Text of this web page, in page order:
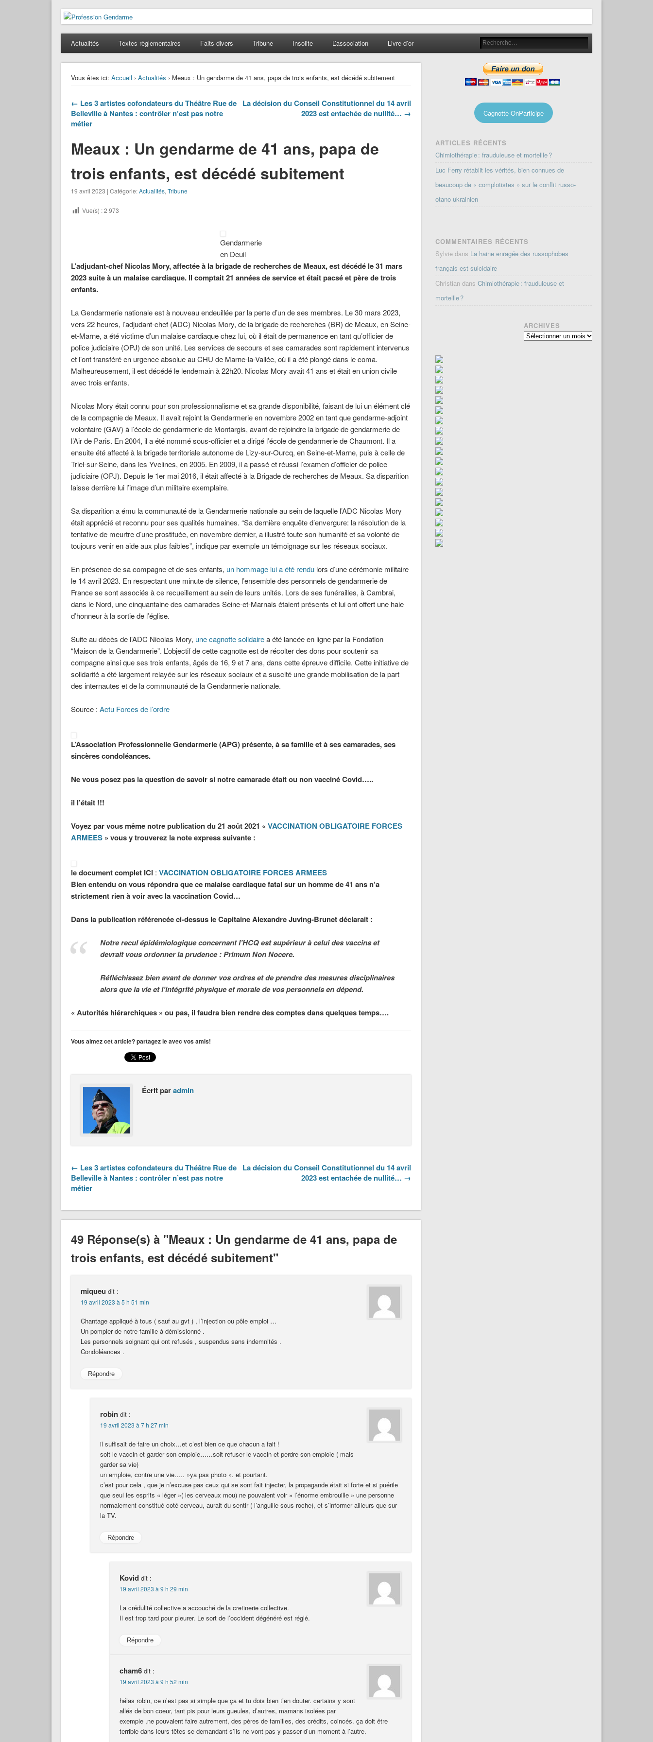
Profession Gendarme
Le journal des gendarmes
Actualités Textes règlementaires Faits divers Tribune Insolite L’association Livre d’or
Vous êtes ici: Accueil › Actualités › Meaux : Un gendarme de 41 ans, papa de trois enfants, est décédé subitement
← Les 3 artistes cofondateurs du Théâtre Rue de
Belleville à Nantes : contrôler n’est pas notre
métier
La décision du Conseil Constitutionnel du 14 avril
2023 est entachée de nullité… →
Meaux : Un gendarme de 41 ans, papa de
trois enfants, est décédé subitement
19 avril 2023 | Catégorie:Actualités, Tribune
Vue(s) :2 973
Gendarmerie
en Deuil
L’adjudant-chef Nicolas Mory, affectée à la brigade de recherches de Meaux, est décédé le 31 mars
2023 suite à un malaise cardiaque. Il comptait 21 années de service et était pacsé et père de trois
enfants.
La Gendarmerie nationale est à nouveau endeuillée par la perte d’un de ses membres. Le 30 mars 2023,
vers 22 heures, l’adjudant-chef (ADC) Nicolas Mory, de la brigade de recherches (BR) de Meaux, en Seine-
et-Marne, a été victime d’un malaise cardiaque chez lui, où il était de permanence en tant qu’officier de
police judiciaire (OPJ) de son unité. Les services de secours et ses camarades sont rapidement intervenus
et l’ont transféré en urgence absolue au CHU de Marne-la-Vallée, où il a été plongé dans le coma.
Malheureusement, il est décédé le lendemain à 22h20. Nicolas Mory avait 41 ans et était en union civile
avec trois enfants.
Nicolas Mory était connu pour son professionnalisme et sa grande disponibilité, faisant de lui un élément clé
de la compagnie de Meaux. Il avait rejoint la Gendarmerie en novembre 2002 en tant que gendarme-adjoint
volontaire (GAV) à l’école de gendarmerie de Montargis, avant de rejoindre la brigade de gendarmerie de
l’Air de Paris. En 2004, il a été nommé sous-officier et a dirigé l’école de gendarmerie de Chaumont. Il a
ensuite été affecté à la brigade territoriale autonome de Lizy-sur-Ourcq, en Seine-et-Marne, puis à celle de
Triel-sur-Seine, dans les Yvelines, en 2005. En 2009, il a passé et réussi l’examen d’officier de police
judiciaire (OPJ). Depuis le 1er mai 2016, il était affecté à la Brigade de recherches de Meaux. Sa disparition
laisse derrière lui l’image d’un militaire exemplaire.
Sa disparition a ému la communauté de la Gendarmerie nationale au sein de laquelle l’ADC Nicolas Mory
était apprécié et reconnu pour ses qualités humaines. “Sa dernière enquête d’envergure: la résolution de la
tentative de meurtre d’une prostituée, en novembre dernier, a illustré toute son humanité et sa volonté de
toujours venir en aide aux plus faibles”, indique par exemple un témoignage sur les réseaux sociaux.
En présence de sa compagne et de ses enfants, un hommage lui a été rendulors d’une cérémonie militaire
le 14 avril 2023. En respectant une minute de silence, l’ensemble des personnels de gendarmerie de
France se sont associés à ce recueillement au sein de leurs unités. Lors de ses funérailles, à Cambrai,
dans le Nord, une cinquantaine des camarades Seine-et-Marnais étaient présents et lui ont offert une haie
d’honneur à la sortie de l’église.
Suite au décès de l’ADC Nicolas Mory, une cagnotte solidairea été lancée en ligne par la Fondation
“Maison de la Gendarmerie”. L’objectif de cette cagnotte est de récolter des dons pour soutenir sa
compagne ainsi que ses trois enfants, âgés de 16, 9 et 7 ans, dans cette épreuve difficile. Cette initiative de
solidarité a été largement relayée sur les réseaux sociaux et a suscité une grande mobilisation de la part
des internautes et de la communauté de la Gendarmerie nationale.
Source : Actu Forces de l’ordre
L’Association Professionnelle Gendarmerie (APG) présente, à sa famille et à ses camarades, ses
sincères condoléances.
Ne vous posez pas la question de savoir si notre camarade était ou non vacciné Covid…..
il l’était !!!
Voyez par vous même notre publication du 21 août 2021 « VACCINATION OBLIGATOIRE FORCES
ARMEES» vous y trouverez la note express suivante :
le document complet ICI : VACCINATION OBLIGATOIRE FORCES ARMEES
Bien entendu on vous répondra que ce malaise cardiaque fatal sur un homme de 41 ans n’a
strictement rien à voir avec la vaccination Covid…
Dans la publication référencée ci-dessus le Capitaine Alexandre Juving-Brunet déclarait :
Notre recul épidémiologique concernant l’HCQ est supérieur à celui des vaccins et
devrait vous ordonner la prudence : Primum Non Nocere.
Réfléchissez bien avant de donner vos ordres et de prendre des mesures disciplinaires
alors que la vie et l’intégrité physique et morale de vos personnels en dépend.
« Autorités hiérarchiques » ou pas, il faudra bien rendre des comptes dans quelques temps….
Vous aimez cet article? partagez le avec vos amis!
Écrit paradmin
← Les 3 artistes cofondateurs du Théâtre Rue de
Belleville à Nantes : contrôler n’est pas notre
métier
La décision du Conseil Constitutionnel du 14 avril
2023 est entachée de nullité… →
49 Réponse(s) à "Meaux : Un gendarme de 41 ans, papa de
trois enfants, est décédé subitement"
miqueu dit :
19 avril 2023 à 5 h 51 min
Chantage appliqué à tous ( sauf au gvt ) , l’injection ou pôle emploi …
Un pompier de notre famille à démissionné .
Les personnels soignant qui ont refusés , suspendus sans indemnités .
Condoléances .
Répondre
robin dit :
19 avril 2023 à 7 h 27 min
il suffisait de faire un choix…et c’est bien ce que chacun a fait !
soit le vaccin et garder son emploie……soit refuser le vaccin et perdre son emploie ( mais
garder sa vie)
un emploie, contre une vie….. »ya pas photo ». et pourtant.
c’est pour cela , que je n’excuse pas ceux qui se sont fait injecter, la propagande était si forte et si puérile
que seul les esprits « léger »( les cerveaux mou) ne pouvaient voir » l’énorme embrouille » une personne
normalement constitué coté cerveau, aurait du sentir ( l’anguille sous roche), et s’informer ailleurs que sur
la TV.
Répondre
Kovid dit :
19 avril 2023 à 9 h 29 min
La crédulité collective a accouché de la cretinerie collective.
Il est trop tard pour pleurer. Le sort de l’occident dégénéré est réglé.
Répondre
cham6 dit :
19 avril 2023 à 9 h 52 min
hélas robin, ce n’est pas si simple que ça et tu dois bien t’en douter. certains y sont
allés de bon coeur, tant pis pour leurs gueules, d’autres, mamans isolées par
exemple ,ne pouvaient faire autrement, des pères de familles, des crédits, coincés. ça doit être
terrible dans leurs têtes se demandant s’ils ne vont pas y passer d’un moment à l’autre.
Cagnotte OnParticipe
ARTICLES RÉCENTS
Chimiothérapie : frauduleuse et mortellle ?
Luc Ferry rétablit les vérités, bien connues de
beaucoup de « complotistes » sur le conflit russo-
otano-ukrainien
COMMENTAIRES RÉCENTS
Sylvie dans La haine enragée des russophobes
français est suicidaire
Christian dansChimiothérapie : frauduleuse et
mortellle ?
ARCHIVES
Archives